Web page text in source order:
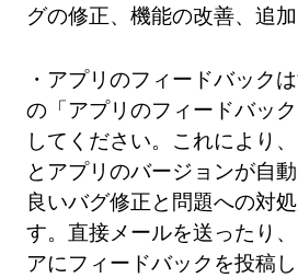
グの修正、機能の改善、追加
・アプリのフィードバック
の「アプリのフィードバッ
してください。これにより
とアプリのバージョンが自
良いバグ修正と問題への対
す。直接メールを送ったり
アにフィードバックを投稿し